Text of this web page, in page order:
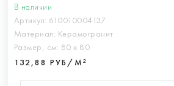
В наличии
Артикул: 610010004137
Материал: Керамогранит
Размер, см: 80 х 80
132,88 РУБ/М²